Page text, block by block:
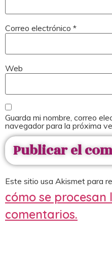
Correo electrónico *
Web
Guarda mi nombre, correo
navegador para la próxima
Este sitio usa Akismet para
cómo se procesan
comentarios.